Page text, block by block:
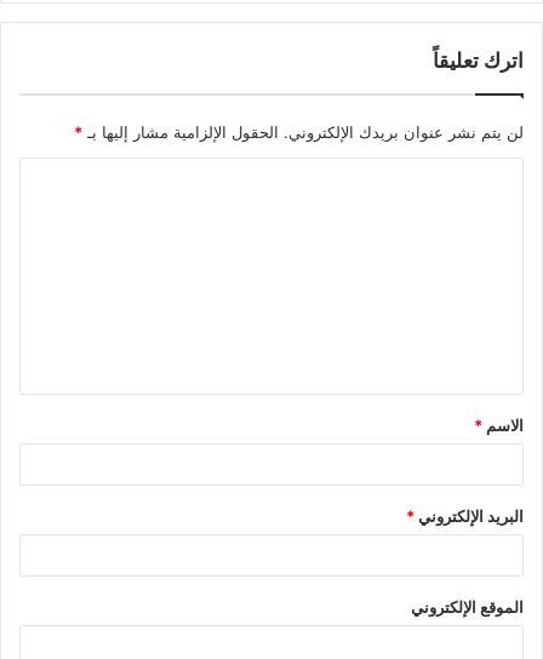
اترك تعليقاً
لن يتم نشر عنوان بريدك الإلكتروني. الحقول الإلزامية مشار إليها بـ *
ق
*
الاسم *
البريد الإلكتروني*
الموقع الإلكتروني